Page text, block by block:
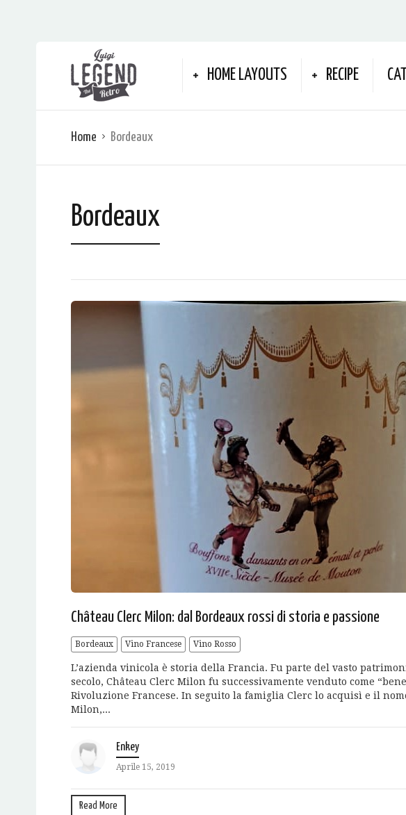
HOME LAYOUTS RECIPE
Home Bordeaux
Bordeaux
Château Clerc Milon: dal Bordeaux rossi di storia e passione
Bordeaux Vino Francese Vino Rosso
L’azienda vinicola è storia della Francia. Fu parte del vasto
secolo, Château Clerc Milon fu successivamente venduto come
Rivoluzione Francese. In seguito la famiglia Clerc lo acquisì e il
Milon,...
Enkey
Aprile 15, 2019
Read More